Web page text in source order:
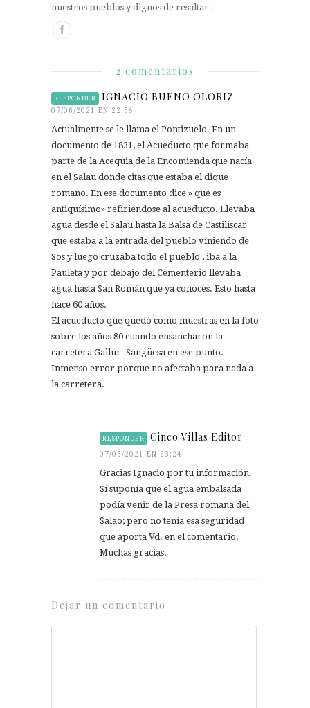
nuestros pueblos y dignos de resaltar.
2 comentarios
RESPONDER IGNACIO BUENO OLORIZ
07/06/2021 EN 22:58
Actualmente se le llama el Pontizuelo. En un
documento de 1831, el Acueducto que formaba
parte de la Acequia de la Encomienda que nacía
en el Salau donde citas que estaba el dique
romano. En ese documento dice » que es
antiquísimo» refiriéndose al acueducto. Llevaba
agua desde el Salau hasta la Balsa de Castiliscar
que estaba a la entrada del pueblo viniendo de
Sos y luego cruzaba todo el pueblo , iba a la
Pauleta y por debajo del Cementerio llevaba
agua hasta San Román que ya conoces. Esto hasta
hace 60 años.
El acueducto que quedó como muestras en la foto
sobre los años 80 cuando ensancharon la
carretera Gallur- Sangüesa en ese punto.
Inmenso error porque no afectaba para nada a
la carretera.
RESPONDER Cinco Villas Editor
07/06/2021 EN 23:24
Gracias Ignacio por tu información.
Sí suponía que el agua embalsada
podía venir de la Presa romana del
Salao; pero no tenía esa seguridad
que aporta Vd. en el comentario.
Muchas gracias.
Dejar un comentario